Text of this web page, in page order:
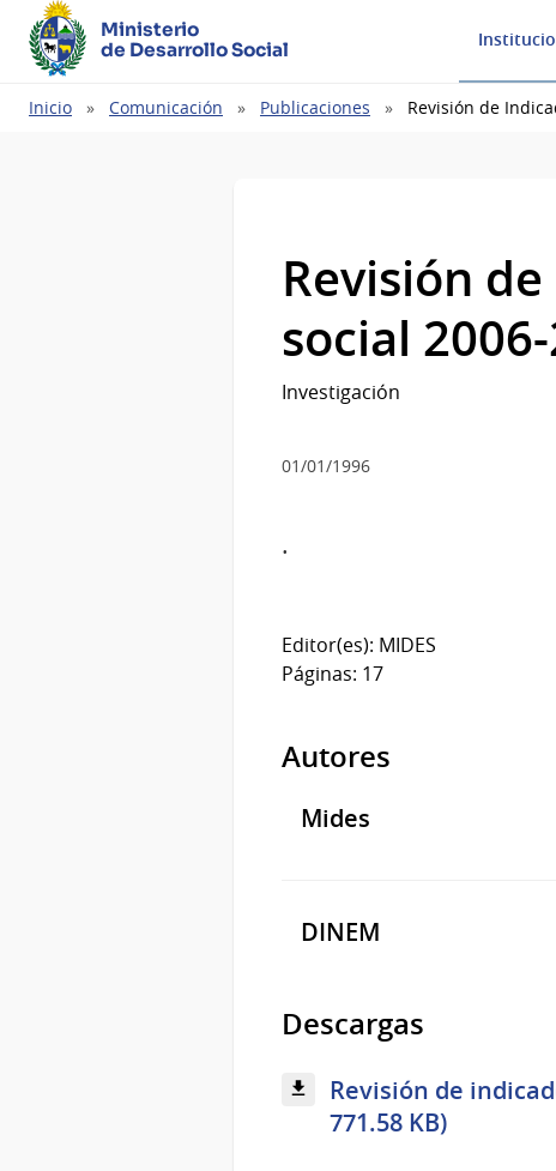
Ministerio
de Desarrollo Social
Ruta
Inicio Comunicación Publicaciones Revisión de
Revisión
social
Investigación
01/01/1996
.
Editor(es): MIDES
Páginas: 17
Autores
Mides
DINEM
Descargas
Revisión de
771.58 KB)